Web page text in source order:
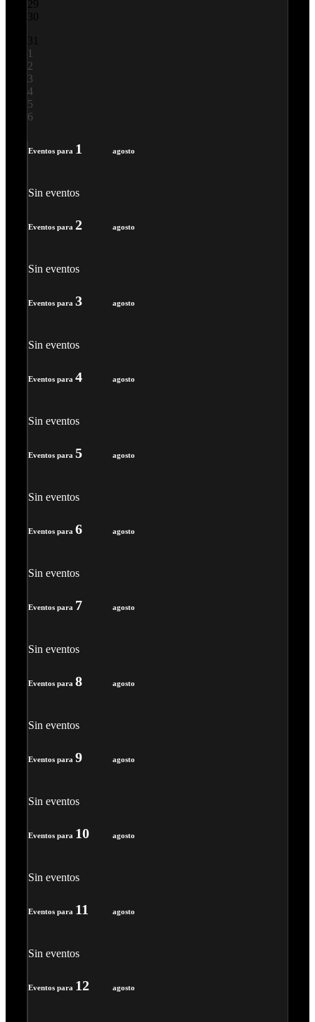
29
30
31
1
2
3
4
5
6
Eventos para 1 agosto
Sin eventos
Eventos para2 agosto
Sin eventos
Eventos para3 agosto
Sin eventos
Eventos para4 agosto
Sin eventos
Eventos para5 agosto
Sin eventos
Eventos para6 agosto
Sin eventos
Eventos para 7 agosto
Sin eventos
Eventos para8 agosto
Sin eventos
Eventos para9 agosto
Sin eventos
Eventos para 10 agosto
Sin eventos
Eventos para 11 agosto
Sin eventos
Eventos para 12 agosto